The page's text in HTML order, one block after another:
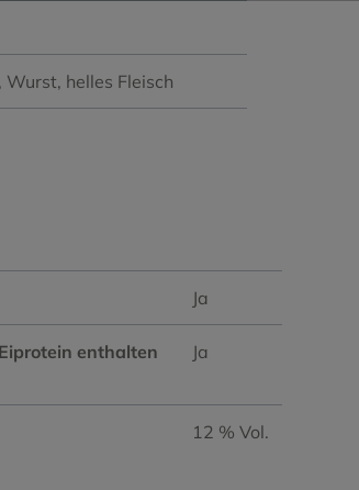
, Wurst, helles Fleisch
Ja
enthalten
Ja
12 % Vol.